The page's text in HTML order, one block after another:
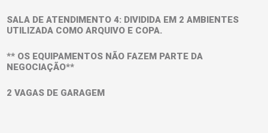
SALA DE ATENDIMENTO 4: DIVIDIDA EM 2 AMBIENTES
UTILIZADA COMO ARQUIVO E COPA.
** OS EQUIPAMENTOS NÃO FAZEM PARTE DA
NEGOCIAÇÃO**
2 VAGAS DE GARAGEM